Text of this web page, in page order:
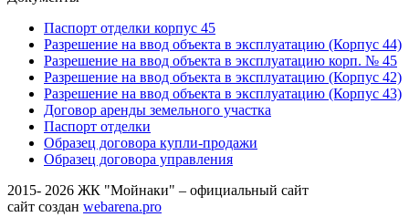
Паспорт отделки корпус 45
Разрешение на ввод объекта в эксплуатацию (Корпус 44)
Разрешение на ввод объекта в эксплуатацию корп. № 45
Разрешение на ввод объекта в эксплуатацию (Корпус 42)
Разрешение на ввод объекта в эксплуатацию (Корпус 43)
Договор аренды земельного участка
Паспорт отделки
Образец договора купли-продажи
Образец договора управления
2015- 2026 ЖК "Мойнаки" – официальный сайт
сайт создан webarena.pro